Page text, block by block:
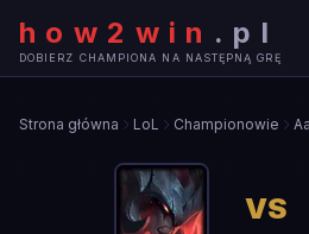
how2win . pl
DOBIERZ CHAMPIONA NA NASTĘPNĄ GRĘ
Strona główna LoL Championowie
VS